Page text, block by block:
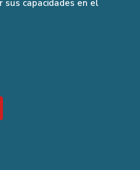
capacidades en el